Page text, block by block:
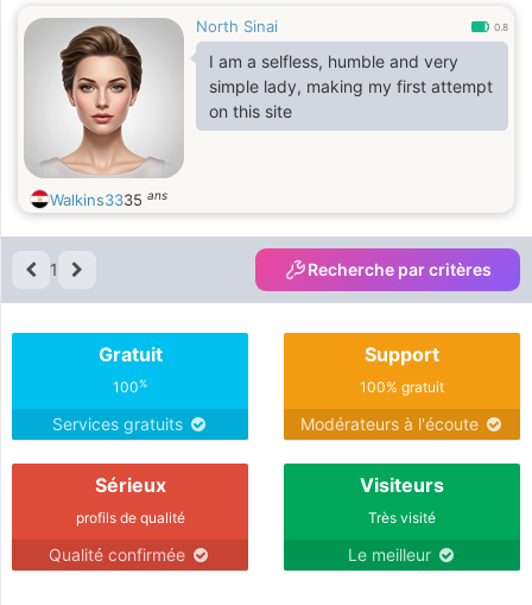
North Sinai 0.8
I am a selfless, humble and very
simple lady, making my first attempt
on this site
Walkins3335 ans
1 Recherche par critères
Gratuit
100%
Services gratuits
Support
100% gratuit
Modérateurs à l'écoute
Sérieux
profils de qualité
Qualité confirmée
Visiteurs
Très visité
Le meilleur